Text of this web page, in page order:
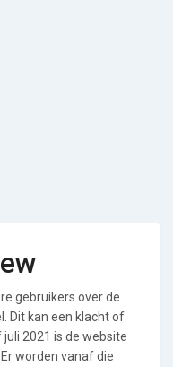
gebruikers over de
Dit kan een klacht of
2021 is de website
worden vanaf die